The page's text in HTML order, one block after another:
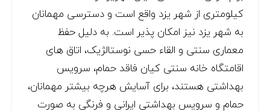
کیلومتری از شهر یزد واقع است و دسترسی مهمانان
به شهر یزد نیز امکان پذیر است. به دلیل حفظ
معماری سنتی و القاء حسی نوستالژیک، اتاق های
اقامتگاه خانه سنتی کیان فاقد حمام، سرویس
بهداشتی هستند، برای آسایش هرچه بیشتر مهمانان،
حمام و سرویس بهداشتی ایرانی و فرنگی به صورت